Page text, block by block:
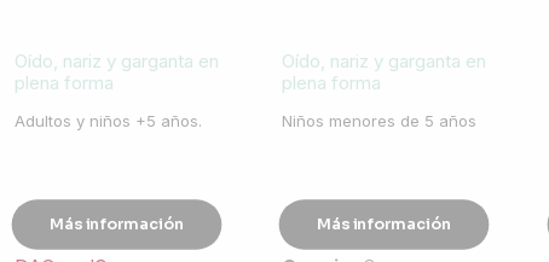
Oído, nariz y garganta en
plena forma
Adultos y niños +5 años.
Más información
Oído, nariz y garganta en
plena forma
Niños menores de 5 años
Más información